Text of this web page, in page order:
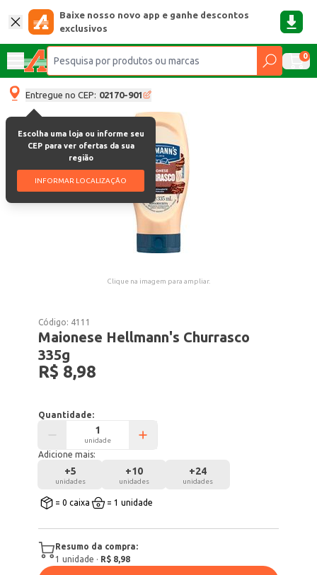
Baixe nosso novo app e ganhe descontos
exclusivos
0
Entregue no CEP: 02170-901
Escolha uma loja ou informe seu
CEP para ver ofertas da sua
região
INFORMAR LOCALIZAÇÃO
Clique na imagem para ampliar.
Código: 4111
Maionese Hellmann's Churrasco
335g
R$ 8,98
Quantidade:
unidade
Adicione mais:
+5
unidades
+10
unidades
+24
unidades
= 0 caixa = 1 unidade
Resumo da compra:
1 unidade · R$ 8,98